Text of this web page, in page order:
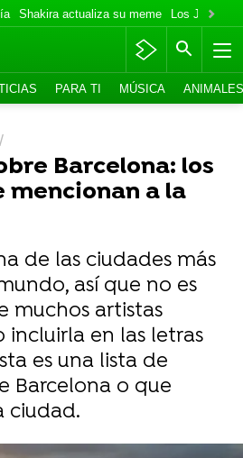
Shakira actualiza su meme Los Jonas
PARA TI MÚSICA ANIMALES
Barcelona: los
mencionan a la
de las ciudades más
así que no es
muchos artistas
incluirla en las letras
es una lista de
Barcelona o que
ciudad.